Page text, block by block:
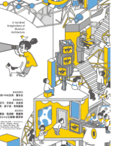
作為衝撞之所
2024)
藏捐贈展